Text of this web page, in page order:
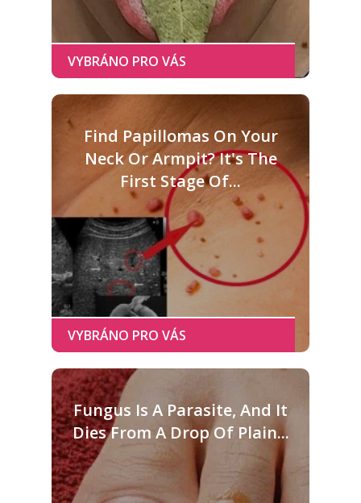
Find Papillomas On Your
Neck Or Armpit? It's The
First Stage Of...
Fungus Is A Parasite, And It
Dies From A Drop Of Plain...